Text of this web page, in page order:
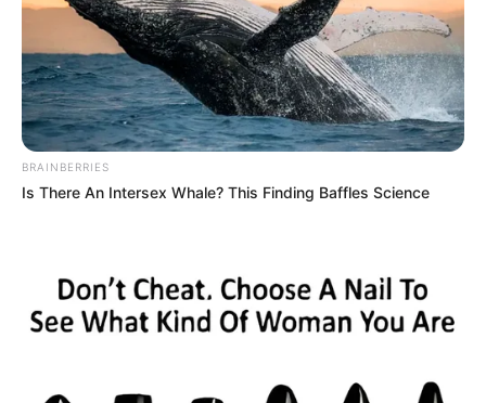
BRAINBERRIES
Is There An Intersex Whale? This Finding Baffles Science